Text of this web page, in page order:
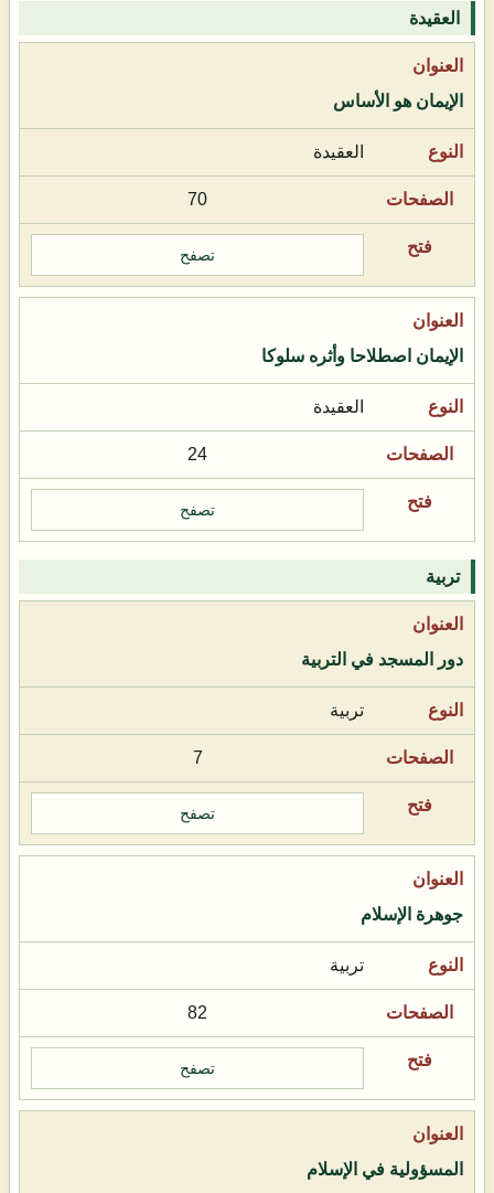
العقيدة
الإيمان هو الأساس
العقيدة
70
تصفح
الإيمان اصطلاحا وأثره سلوكا
العقيدة
24
تصفح
تربية
دور المسجد في التربية
تربية
7
تصفح
جوهرة الإسلام
تربية
82
تصفح
المسؤولية في الإسلام